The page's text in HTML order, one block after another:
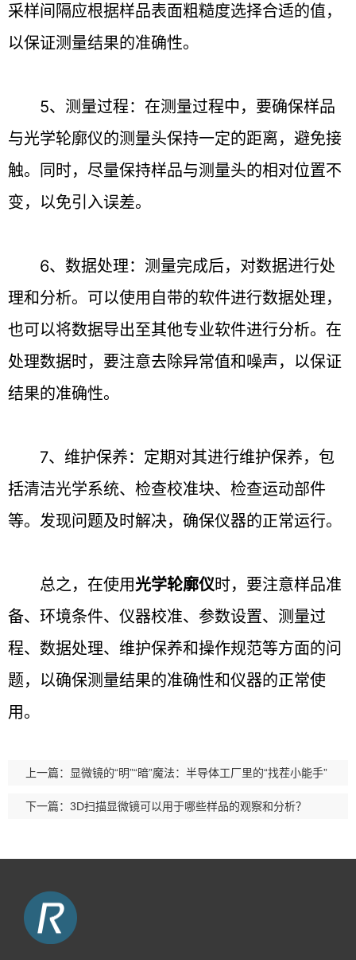
采样间隔应根据样品表面粗糙度选择合适的值，
以保证测量结果的准确性。
5、测量过程：在测量过程中，要确保样品
与光学轮廓仪的测量头保持一定的距离，避免接
触。同时，尽量保持样品与测量头的相对位置不
变，以免引入误差。
6、数据处理：测量完成后，对数据进行处
理和分析。可以使用自带的软件进行数据处理，
也可以将数据导出至其他专业软件进行分析。在
处理数据时，要注意去除异常值和噪声，以保证
结果的准确性。
7、维护保养：定期对其进行维护保养，包
括清洁光学系统、检查校准块、检查运动部件
等。发现问题及时解决，确保仪器的正常运行。
总之，在使用光学轮廓仪时，要注意样品准
备、环境条件、仪器校准、参数设置、测量过
程、数据处理、维护保养和操作规范等方面的问
题，以确保测量结果的准确性和仪器的正常使
用。
上一篇：显微镜的“明”“暗”魔法：半导体工厂里的“找茬小能手”
下一篇：3D扫描显微镜可以用于哪些样品的观察和分析？